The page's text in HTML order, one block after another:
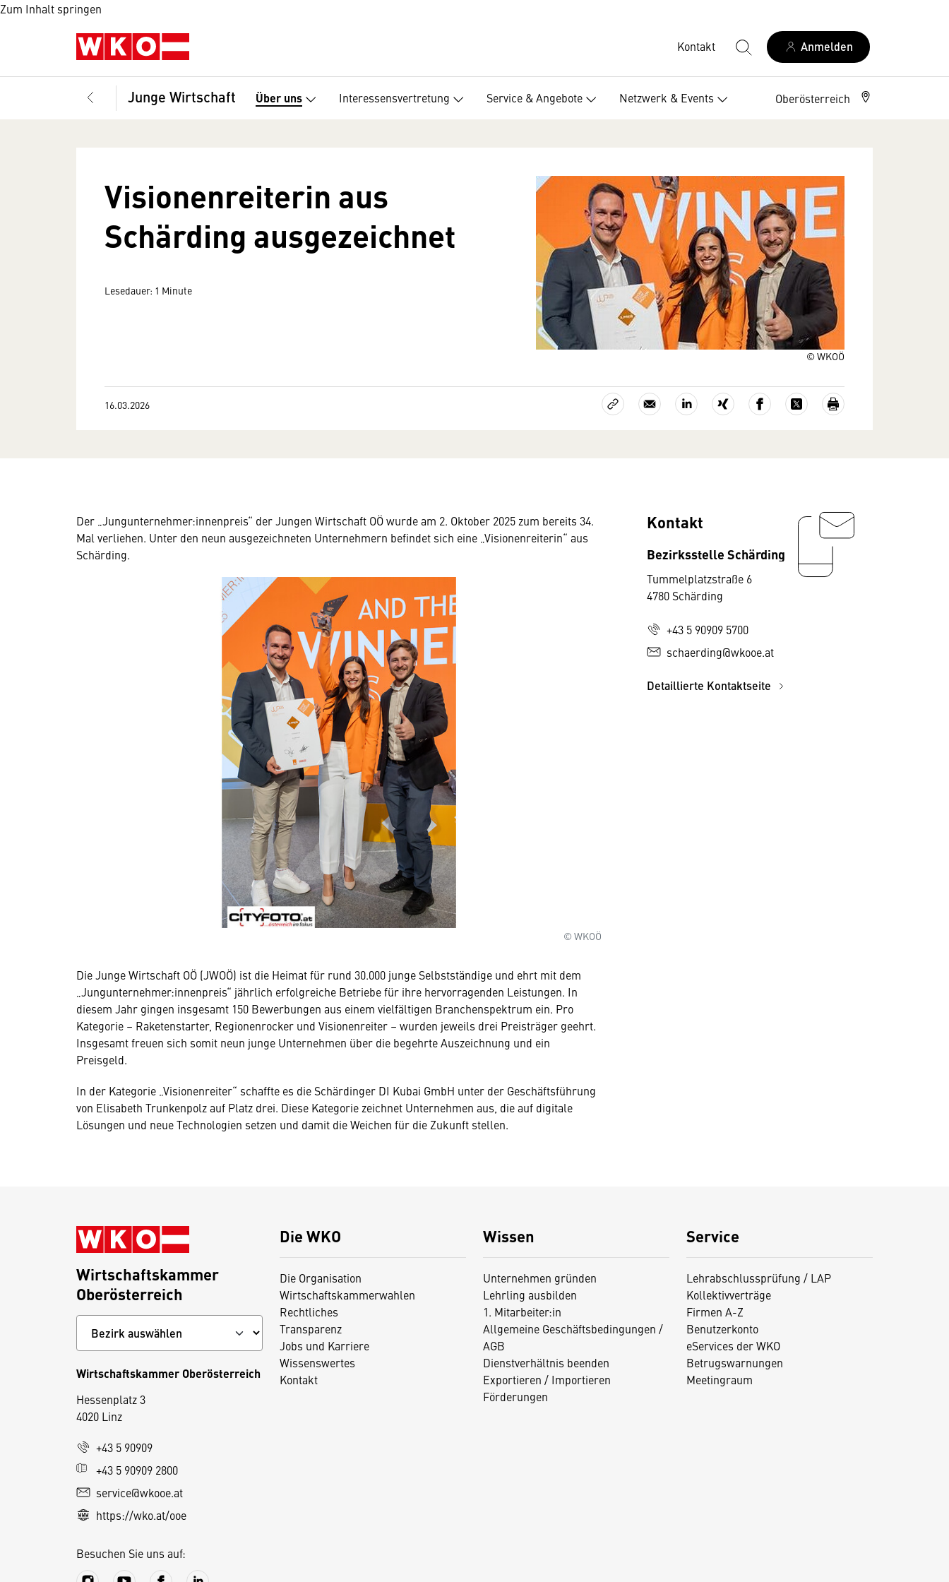
Zum Inhalt springen
Kontakt Anmelden
Junge Wirtschaft Über uns Interessensvertretung Service & Angebote Netzwerk & Events Oberösterreich
© WKOÖ
Visionenreiterin aus
Schärding ausgezeichnet
Lesedauer: 1 Minute
16.03.2026
Der „Jungunternehmer:innenpreis“ der Jungen Wirtschaft OÖ wurde am 2. Oktober 2025 zum bereits 34.
Mal verliehen. Unter den neun ausgezeichneten Unternehmern befindet sich eine „Visionenreiterin“ aus
Schärding.
© WKOÖ
Die Junge Wirtschaft OÖ (JWOÖ) ist die Heimat für rund 30.000 junge Selbstständige und ehrt mit dem
„Jungunternehmer:innenpreis“ jährlich erfolgreiche Betriebe für ihre hervorragenden Leistungen. In
diesem Jahr gingen insgesamt 150 Bewerbungen aus einem vielfältigen Branchenspektrum ein. Pro
Kategorie – Raketenstarter, Regionenrocker und Visionenreiter – wurden jeweils drei Preisträger geehrt.
Insgesamt freuen sich somit neun junge Unternehmen über die begehrte Auszeichnung und ein
Preisgeld.
In der Kategorie „Visionenreiter“ schaffte es die Schärdinger DI Kubai GmbH unter der Geschäftsführung
von Elisabeth Trunkenpolz auf Platz drei. Diese Kategorie zeichnet Unternehmen aus, die auf digitale
Lösungen und neue Technologien setzen und damit die Weichen für die Zukunft stellen.
Kontakt
Bezirksstelle Schärding
Tummelplatzstraße 6
4780 Schärding
+43 5 90909 5700
schaerding@wkooe.at
Detaillierte Kontaktseite
Die WKO
Die Organisation
Wirtschaftskammerwahlen
Rechtliches
Transparenz
Jobs und Karriere
Wissenswertes
Kontakt
Wissen
Unternehmen gründen
Lehrling ausbilden
1. Mitarbeiter:in
Allgemeine Geschäftsbedingungen /
AGB
Dienstverhältnis beenden
Exportieren / Importieren
Förderungen
Service
Lehrabschlussprüfung / LAP
Kollektivverträge
Firmen A-Z
Benutzerkonto
eServices der WKO
Betrugswarnungen
Meetingraum
Wirtschaftskammer
Oberösterreich
Wirtschaftskammer Oberösterreich
Hessenplatz 3
4020 Linz
+43 5 90909
+43 5 90909 2800
service@wkooe.at
https://wko.at/ooe
Besuchen Sie uns auf: